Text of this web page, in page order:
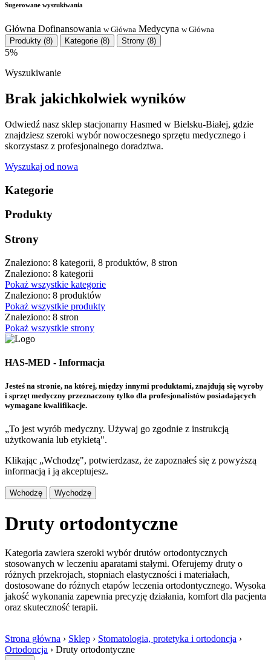
Sugerowane wyszukiwania
Główna Dofinansowania w Główna Medycyna w Główna
Produkty (8) Kategorie (8) Strony (8)
5%
Wyszukiwanie
Brak jakichkolwiek wyników
Odwiedź nasz sklep stacjonarny Hasmed w Bielsku-Białej, gdzie
znajdziesz szeroki wybór nowoczesnego sprzętu medycznego i
skorzystasz z profesjonalnego doradztwa.
Wyszukaj od nowa
Kategorie
Produkty
Strony
Znaleziono: 8 kategorii, 8 produktów, 8 stron
Znaleziono: 8 kategorii
Pokaż wszystkie kategorie
Znaleziono: 8 produktów
Pokaż wszystkie produkty
Znaleziono: 8 stron
Pokaż wszystkie strony
HAS-MED - Informacja
Jesteś na stronie, na której, między innymi produktami, znajdują się wyroby
i sprzęt medyczny przeznaczony tylko dla profesjonalistów posiadających
wymagane kwalifikacje.
„To jest wyrób medyczny. Używaj go zgodnie z instrukcją
użytkowania lub etykietą".
Klikając „Wchodzę", potwierdzasz, że zapoznałeś się z powyższą
informacją i ją akceptujesz.
Wchodzę Wychodzę
Druty ortodontyczne
Kategoria zawiera szeroki wybór drutów ortodontycznych
stosowanych w leczeniu aparatami stałymi. Oferujemy druty o
różnych przekrojach, stopniach elastyczności i materiałach,
dostosowane do różnych etapów leczenia ortodontycznego. Wysoka
jakość wykonania zapewnia precyzję działania, komfort dla pacjenta
oraz skuteczność terapii.
Strona główna › Sklep › Stomatologia, protetyka i ortodoncja ›
Ortodoncja › Druty ortodontyczne